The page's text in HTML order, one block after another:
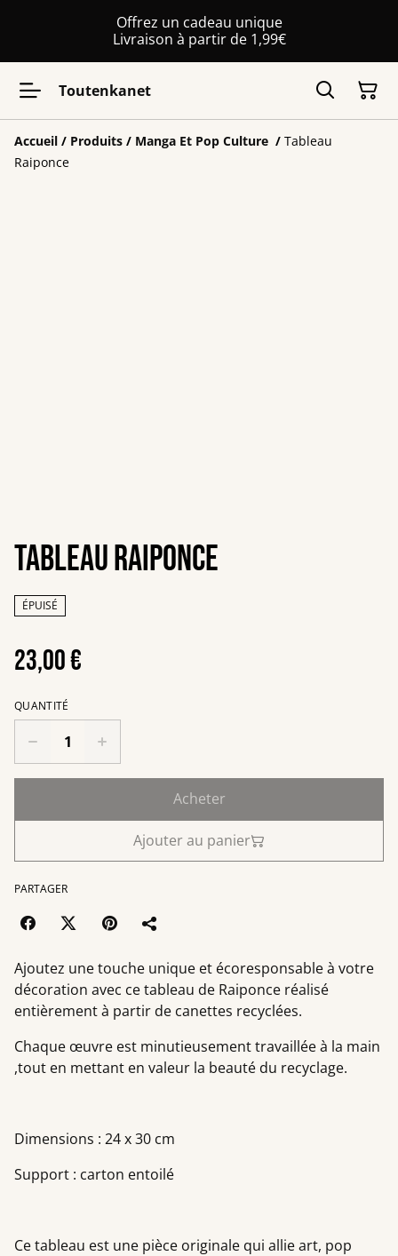
Offrez un cadeau unique
Livraison à partir de 1,99€
Toutenkanet
Accueil / Produits / Manga Et Pop Culture / Tableau
Raiponce
Tableau Raiponce
ÉPUISÉ
23,00 €
QUANTITÉ
Acheter
Ajouter au panier
PARTAGER
Ajoutez une touche unique et écoresponsable à votre
décoration avec ce tableau de Raiponce réalisé
entièrement à partir de canettes recyclées.
Chaque œuvre est minutieusement travaillée à la main
,tout en mettant en valeur la beauté du recyclage.
Dimensions : 24 x 30 cm
Support : carton entoilé
Ce tableau est une pièce originale qui allie art, pop